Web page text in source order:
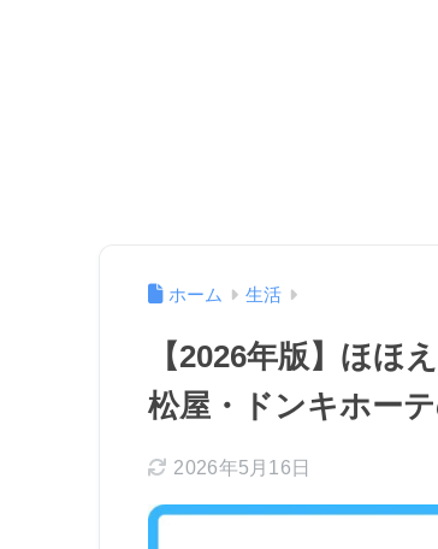
ホーム 生活
【2026年版】ほほ
松屋・ドンキホー
2026年5月16日